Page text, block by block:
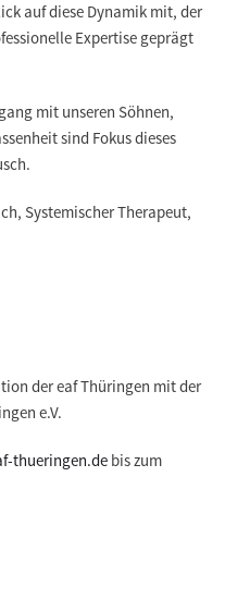
auf diese Dynamik mit, der
Expertise geprägt
mit unseren Söhnen,
sind Fokus dieses
Systemischer Therapeut,
der eaf Thüringen mit der
e.V.
thueringen.de bis zum